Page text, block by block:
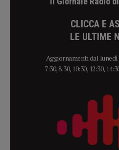
CLICCA E
LE ULTIME
Aggiornamenti dal
7:30, 8:30, 10:30, 12:30,